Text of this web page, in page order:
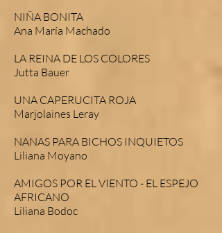
NIÑA BONITA
Ana María Machado
LA REINA DE LOS COLORES
Jutta Bauer
UNA CAPERUCITA ROJA
Marjolaines Leray
NANAS PARA BICHOS INQUIETOS
Liliana Moyano
AMIGOS POR EL VIENTO - EL ESPEJO
AFRICANO
Liliana Bodoc